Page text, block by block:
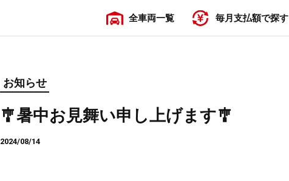
全車両一覧 毎月支払額で探す
お知らせ
🎐暑中お見舞い申し上げます🎐
2024/08/14